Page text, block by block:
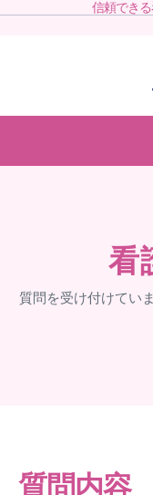
信頼できる
看
質問を受け付けてい
質問内容